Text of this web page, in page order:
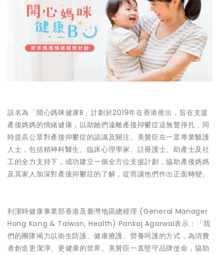
該名為「開心媽咪健康B」計劃於2019年在香港推出，旨在支援
產後媽媽的情緒健康，以助她們遠離產後抑鬱症這無聲掙扎，同
時提高公眾對產後抑鬱症的認識及關注。美贊臣在一眾專業醫護
人士，包括精神科醫生、臨床心理學家、註冊護士、助產士及社
工的全力支持下，成功建立一個全方位支援計劃，協助產後媽媽
及其家人加深對產後抑鬱症的了解，從而讓他們作出正面轉變。
利潔時健康事業部香港及臺灣地區總經理 (General Manager
Hong Kong & Taiwan, Health) Pankaj Agarwal表示：「我
們的團隊竭力以衛生防護、健康療護、營養呵護的方式，為消費
者創造更潔淨、更健康的世界。美贊臣一直堅守品牌使命，協助